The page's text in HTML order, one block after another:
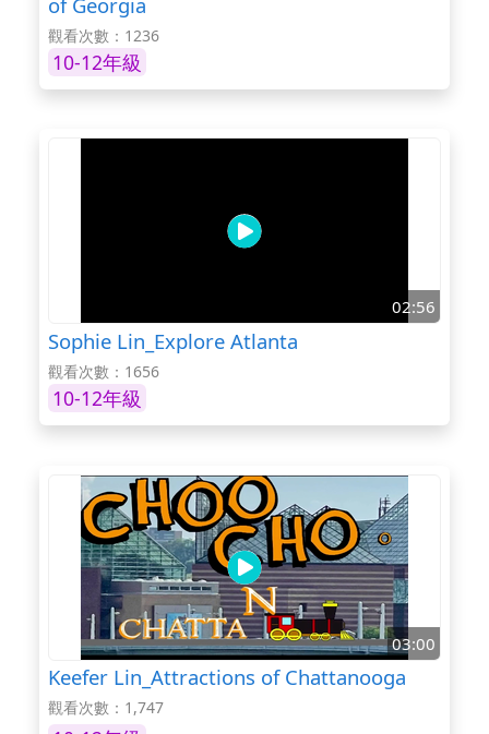
觀看次數：1236
10-12年級
02:56
Sophie Lin_Explore Atlanta
觀看次數：1656
10-12年級
03:00
Keefer Lin_Attractions of Chattanooga
觀看次數：1,747